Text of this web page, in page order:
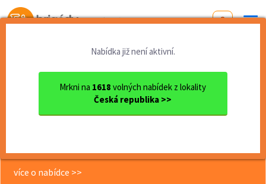
Od první brigády
Nabídka již není aktivní.
Mrkni na 1618 volných nabídek z lokality
Česká republika >>
Jihomoravský kraj
okres Brno - venkov
Šlapanice
Brigády na DPČ | Brno a oko...
Brigády na DPČ | Brno a okolí |
více o nabídce >>